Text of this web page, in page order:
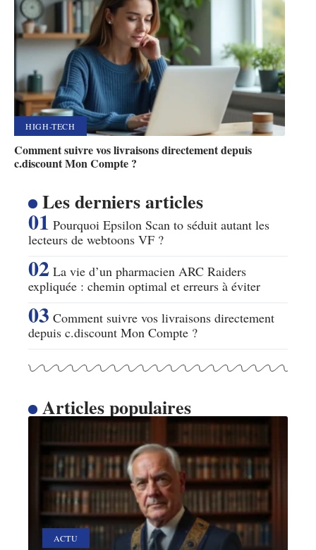
HIGH-TECH
Comment suivre vos livraisons directement depuis
c.discount Mon Compte ?
Les derniers articles
Pourquoi Epsilon Scan to séduit autant les
lecteurs de webtoons VF ?
La vie d’un pharmacien ARC Raiders
expliquée : chemin optimal et erreurs à éviter
Comment suivre vos livraisons directement
depuis c.discount Mon Compte ?
Articles populaires
ACTU